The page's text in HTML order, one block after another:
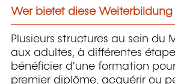
Wer bietet diese Weiterbildung
Plusieurs structures au sein du
aux adultes, à différentes
bénéficier d'une formation
premier diplôme, acquérir ou